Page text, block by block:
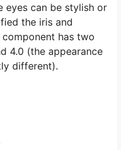
eyes can be stylish or
the iris and
has two
4.0 (the appearance
different).